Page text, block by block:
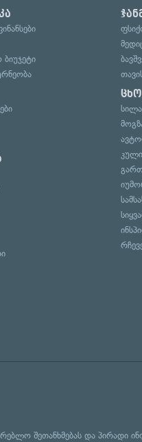
შეთანხმებას და პირადი